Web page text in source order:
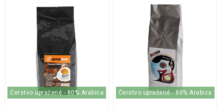
Čerstvo upražené - 80% Arabica Čerstvo upražené - 80% Arabica